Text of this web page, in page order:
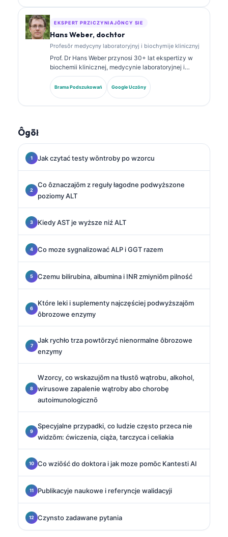
EKSPERT PRZICZYNIAJŌNCY SIE
Hans Weber, dochtor
Profesōr medycyny laboratoryjnyj i biochymije klinicznyj
Prof. Dr Hans Weber przynosi 30+ lat ekspertizy w
biochemii klinicznej, medycynie laboratoryjnej i
badaniach nad biomarkerami. Były Prezes
Niemieckiego Towarzystwa Chemii Klinicznej,
specjalizuje się w analizie paneli diagnostycznych,
Brama Podszukowań Google Uczōny
Ôgōł
Jak czytać testy wōntroby po wzorcu
Co ôznaczajōm z reguły łagodne podwyższone
poziomy ALT
Kiedy AST je wyższe niź ALT
Co moze sygnalizować ALP i GGT razem
Czemu bilirubina, albumina i INR zmiyniōm pilność
Które leki i suplementy najczęściej podwyższajōm
ôbrozowe enzymy
Jak rychło trza powtōrzyć nienormalne ôbrozowe
enzymy
Wzorcy, co wskazujōm na tłustō wątrobu, alkohol,
wirusowe zapalenie wątroby abo chorobę
autoimunologicznō
Specyjalne przypadki, co ludzie często przeca nie
widzōm: ćwiczenia, ciąża, tarczyca i celiakia
Co wziōść do doktora i jak moze pomōc Kantesti AI
Publikacyje naukowe i referyncje walidacyji
Czynsto zadawane pytania